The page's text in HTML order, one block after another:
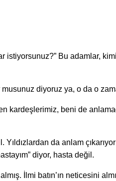
Bu adamlar,
diyoruz ya, o da o
kardeşlerimiz, beni de
da anlam
diyor, hasta değil.
İlmi batın’ın neticesini